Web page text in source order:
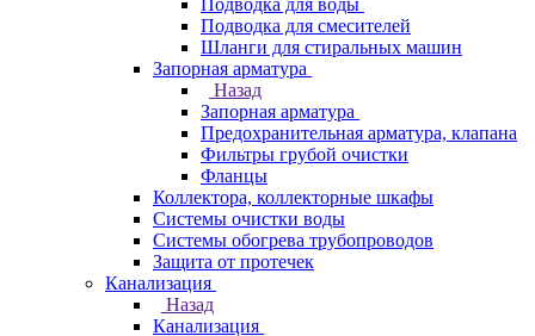
Подводка для воды
Подводка для смесителей
Шланги для стиральных машин
Запорная арматура
Назад
Запорная арматура
Предохранительная арматура, клапана
Фильтры грубой очистки
Фланцы
Коллектора, коллекторные шкафы
Системы очистки воды
Системы обогрева трубопроводов
Защита от протечек
Канализация
Назад
Канализация